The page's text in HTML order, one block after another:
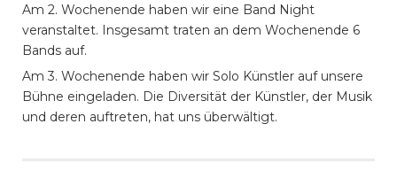
Am 2. Wochenende haben wir eine Band Night
veranstaltet. Insgesamt traten an dem Wochenende 6
Bands auf.
Am 3. Wochenende haben wir Solo Künstler auf unsere
Bühne eingeladen. Die Diversität der Künstler, der Musik
und deren auftreten, hat uns überwältigt.